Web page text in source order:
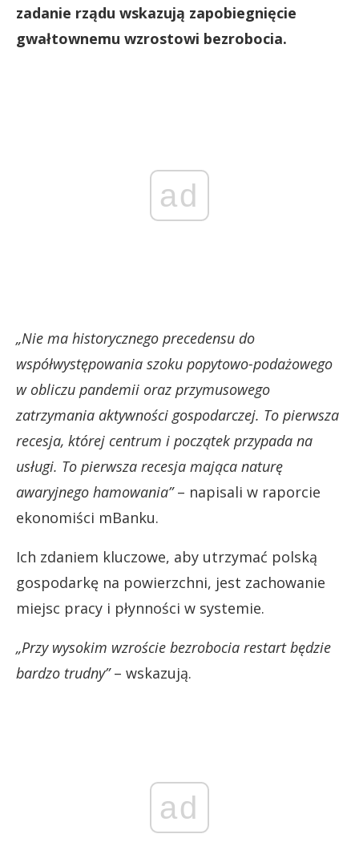
zadanie rządu wskazują zapobiegnięcie
gwałtownemu wzrostowi bezrobocia.
ad
„Nie ma historycznego precedensu do
współwystępowania szoku popytowo-podażowego
w obliczu pandemii oraz przymusowego
zatrzymania aktywności gospodarczej. To pierwsza
recesja, której centrum i początek przypada na
usługi. To pierwsza recesja mająca naturę
awaryjnego hamowania”– napisali w raporcie
ekonomiści mBanku.
Ich zdaniem kluczowe, aby utrzymać polską
gospodarkę na powierzchni, jest zachowanie
miejsc pracy i płynności w systemie.
„Przy wysokim wzroście bezrobocia restart będzie
bardzo trudny”– wskazują.
ad